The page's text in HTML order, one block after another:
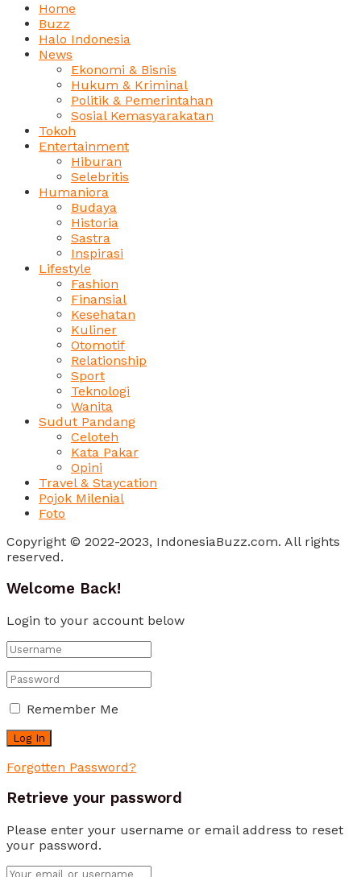
Home
Buzz
Halo Indonesia
News
Ekonomi & Bisnis
Hukum & Kriminal
Politik & Pemerintahan
Sosial Kemasyarakatan
Tokoh
Entertainment
Hiburan
Selebritis
Humaniora
Budaya
Historia
Sastra
Inspirasi
Lifestyle
Fashion
Finansial
Kesehatan
Kuliner
Otomotif
Relationship
Sport
Teknologi
Wanita
Sudut Pandang
Celoteh
Kata Pakar
Opini
Travel & Staycation
Pojok Milenial
Foto
Copyright © 2022-2023, IndonesiaBuzz.com. All rights
reserved.
Welcome Back!
Login to your account below
Remember Me
Forgotten Password?
Retrieve your password
Please enter your username or email address to reset
your password.